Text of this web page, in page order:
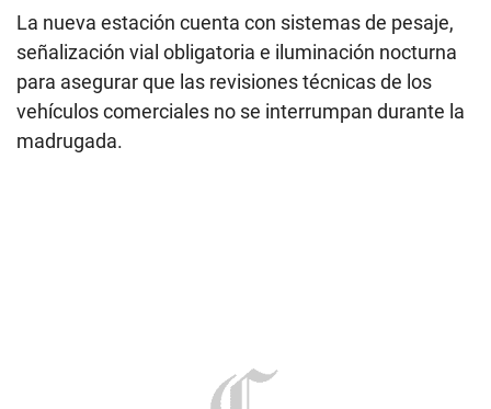
La nueva estación cuenta con sistemas de pesaje,
señalización vial obligatoria e iluminación nocturna
para asegurar que las revisiones técnicas de los
vehículos comerciales no se interrumpan durante la
madrugada.